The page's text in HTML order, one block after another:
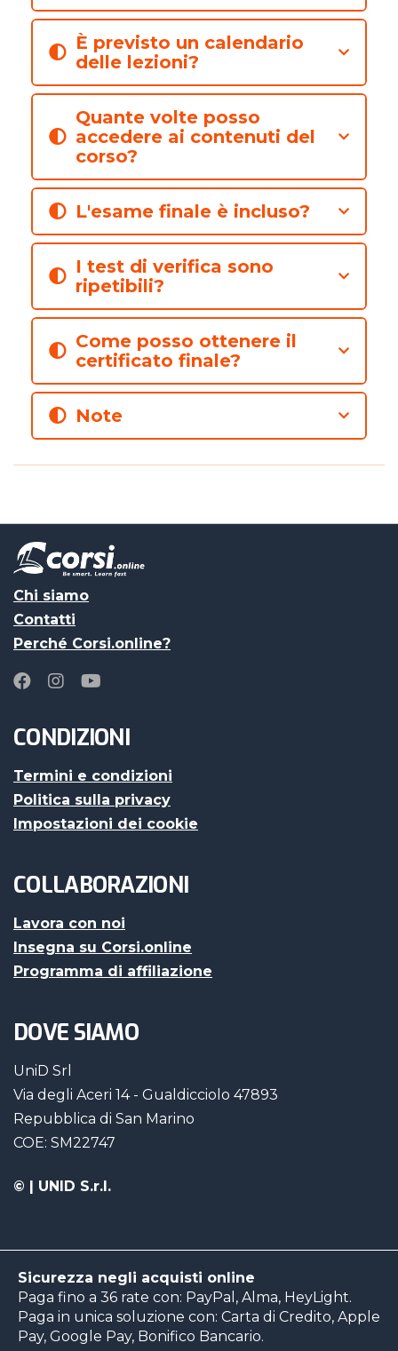
È previsto un calendario
delle lezioni?
Quante volte posso
accedere ai contenuti del
corso?
L'esame finale è incluso?
I test di verifica sono
ripetibili?
Come posso ottenere il
certificato finale?
Note
Chi siamo
Contatti
Perché Corsi.online?
CONDIZIONI
Termini e condizioni
Politica sulla privacy
Impostazioni dei cookie
COLLABORAZIONI
Lavora con noi
Insegna su Corsi.online
Programma di affiliazione
DOVE SIAMO
UniD Srl
Via degli Aceri 14 - Gualdicciolo 47893
Repubblica di San Marino
COE: SM22747
© | UNID S.r.l.
Sicurezza negli acquisti online
Paga fino a 36 rate con: PayPal, Alma, HeyLight.
Paga in unica soluzione con: Carta di Credito, Apple
Pay, Google Pay, Bonifico Bancario.